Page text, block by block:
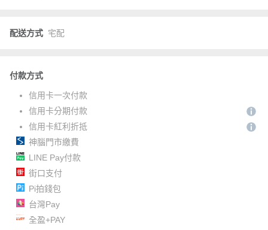
配送方式 宅配
付款方式
信用卡一次付款
信用卡分期付款
信用卡紅利折抵
神腦門市繳費
LINE Pay付款
街口支付
Pi拍錢包
台灣Pay
全盈+PAY